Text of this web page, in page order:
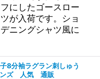
にしたゴースロー
が入荷です。ショ
ニングシャツ風に
8分袖ラグラン刺しゅう
ンズ 人気 通販